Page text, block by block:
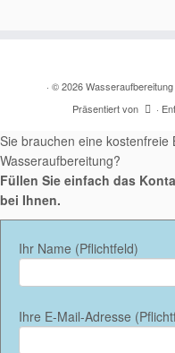
· © 2026
Präsentiert von
·
Sie brauchen eine kostenfreie
Wasseraufbereitung?
Füllen Sie einfach das
bei Ihnen.
Ihr Name (Pflichtfeld)
Ihre E-Mail-Adresse